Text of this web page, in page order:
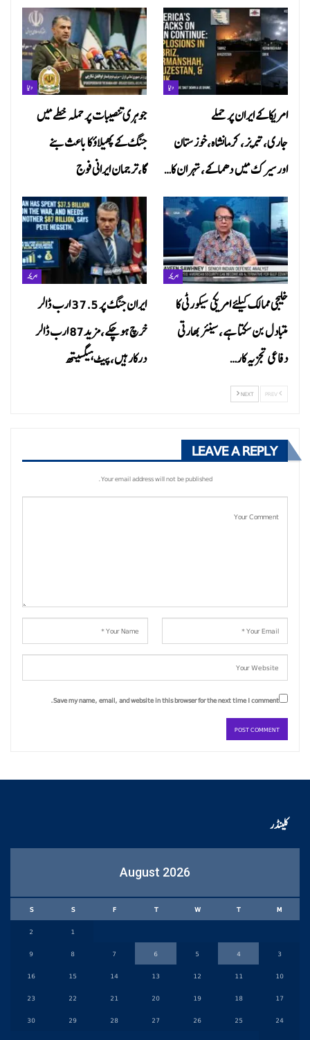
دنیا
جوہری تنصیبات پر حملہ خطے میں
جنگ کے پھیلاؤ کا باعث بنے
گا،ترجمان ایرانی فوج
دنیا
امریکا کے ایران پر حملے
جاری،تبریز، کرمانشاہ،خوزستان
اور سیرک میں دھماکے، تہران کا…
امریکہ
ایران جنگ پر 37.5 ارب ڈالر
خرچ ہوچکے،مزید87 ارب ڈالر
درکارہیں،پیٹ ہیگسیتھ
امریکہ
خلیجی ممالک کیلئے امریکی سیکورٹی کا
متبادل بن سکتا ہے ،سینئر بھارتی
دفاعی تجزیہ کار…
NEXT
LEAVE A REPLY
Your email address will not be published.
Save my name, email, and website in this browser for the next time I comment.
کلینڈر
August 2026
M
T
W
T
F
S
S
1
2
3
4
5
6
7
8
9
10
11
12
13
14
15
16
17
18
19
20
21
22
23
24
25
26
27
28
29
30